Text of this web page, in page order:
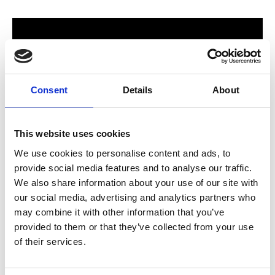
Consent Details About
This website uses cookies
We use cookies to personalise content and ads, to
provide social media features and to analyse our traffic.
We also share information about your use of our site with
our social media, advertising and analytics partners who
may combine it with other information that you’ve
provided to them or that they’ve collected from your use
of their services.
För hela familjen
2024 stod Varbergs nya butik och bygglagar klart. Förmodligen
ett av Sveriges mest välsorterade byggvaruhus som välkomnar
både dig som konsument och proffskund. Varbergs Trä har allt